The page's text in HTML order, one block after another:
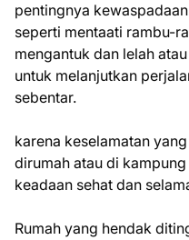
pentingnya
seperti mentaati rambu-
mengantuk dan lelah
untuk melanjutkan
sebentar.
karena keselamatan
dirumah atau di
keadaan sehat dan
Rumah yang hendak